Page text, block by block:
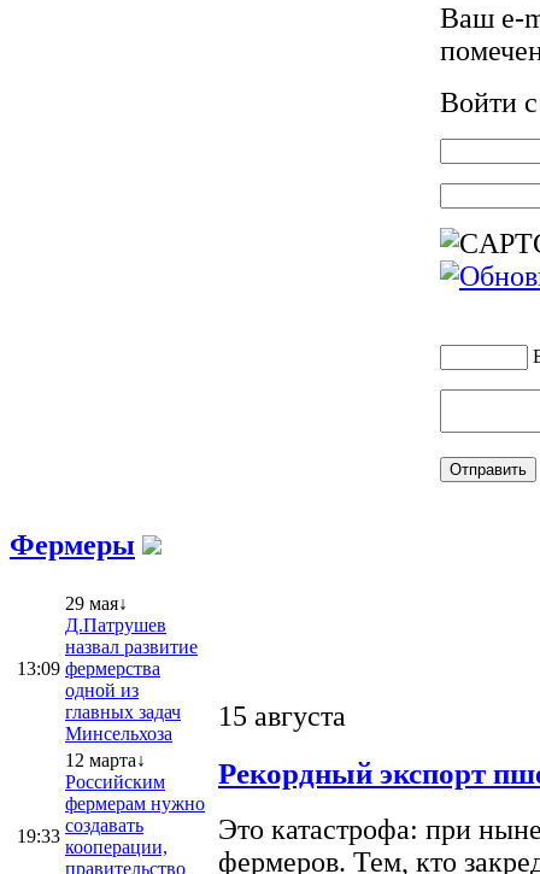
Ваш e-
Войти
Фермеры
13:09
29 мая↓
Д.Патрушев
назвал развитие
фермерства
одной из
главных задач
Минсельхоза
19:33
12 марта↓
Российским
фермерам нужно
создавать
кооперации,
правительство
15 августа
Рекордный экспорт
Это катастрофа: при
фермеров. Тем, кто